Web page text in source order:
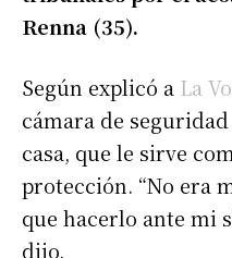
Renna (35).
Según explicó a La
cámara de
casa, que le sirve
protección. “No era
que hacerlo ante mi
dijo.